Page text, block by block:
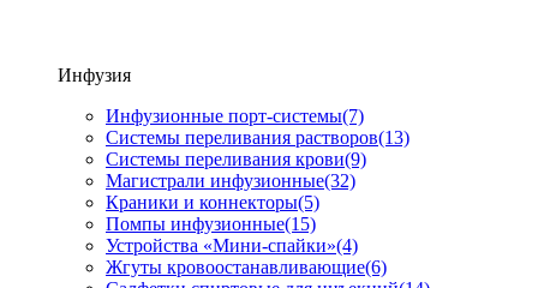
Инфузия
Инфузионные порт-системы(7)
Системы переливания растворов(13)
Системы переливания крови(9)
Магистрали инфузионные(32)
Краники и коннекторы(5)
Помпы инфузионные(15)
Устройства «Мини-спайки»(4)
Жгуты кровоостанавливающие(6)